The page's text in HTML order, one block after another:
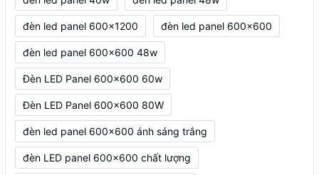
đèn led panel 600x1200 đèn led panel 600x600
đèn led panel 600x600 48w
Đèn LED Panel 600x600 60w
Đèn LED Panel 600x600 80W
đèn led panel 600x600 ánh sáng trắng
đèn LED panel 600x600 chất lượng